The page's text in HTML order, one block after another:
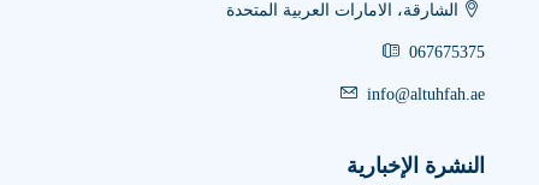
الشارقة، الامارات العربية المتحدة
067675375
info@altuhfah.ae
النشرة الإخبارية